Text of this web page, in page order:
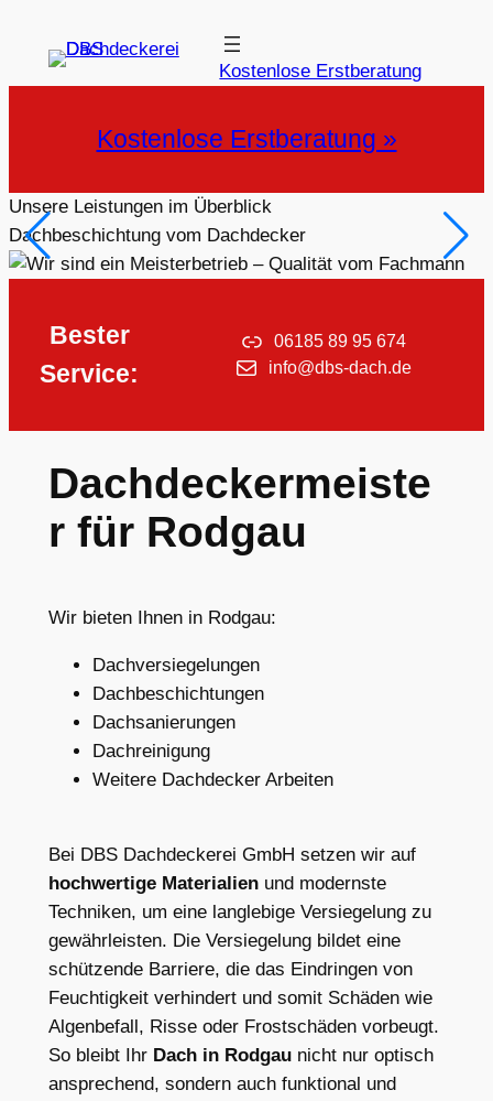
Inhalt
Kostenlose Erstberatung
Kostenlose Erstberatung »
Unsere Leistungen im Überblick
Dachbeschichtung vom Dachdecker
Bester
Service:
06185 89 95 674
info@dbs-dach.de
Dachdeckermeiste
r für Rodgau
Wir bieten Ihnen in Rodgau:
Dachversiegelungen
Dachbeschichtungen
Dachsanierungen
Dachreinigung
Weitere Dachdecker Arbeiten
Bei DBS Dachdeckerei GmbH setzen wir auf
hochwertige Materialienund modernste
Techniken, um eine langlebige Versiegelung zu
gewährleisten. Die Versiegelung bildet eine
schützende Barriere, die das Eindringen von
Feuchtigkeit verhindert und somit Schäden wie
Algenbefall, Risse oder Frostschäden vorbeugt.
So bleibt Ihr Dach in Rodgau nicht nur optisch
ansprechend, sondern auch funktional und